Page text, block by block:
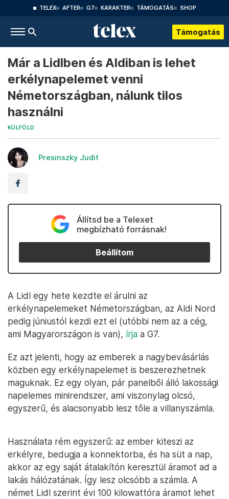
TELEX AFTER G7 KARAKTER TÁMOGATÁS SHOP
Támogatás
Már a Lidlben és Aldiban is lehet
erkélynapelemet venni
Németországban, nálunk tilos
használni
KÜLFÖLD
Presinszky Judit
Állítsd be a Telexet
megbízható forrásnak!
Beállítom
A Lidl egy hete kezdte el árulni az
erkélynapelemeket Németországban, az Aldi Nord
pedig júniustól kezdi ezt el (utóbbi nem az a cég,
ami Magyarországon is van), írja a G7.
Ez azt jelenti, hogy az emberek a nagybevásárlás
közben egy erkélynapelemet is beszerezhetnek
maguknak. Ez egy olyan, pár panelből álló lakossági
napelemes minirendszer, ami viszonylag olcsó,
egyszerű, és alacsonyabb lesz tőle a villanyszámla.
Használata rém egyszerű: az ember kiteszi az
erkélyre, bedugja a konnektorba, és ha süt a nap,
akkor az egy saját átalakítón keresztül áramot ad a
lakás hálózatának. Így lesz olcsóbb a számla. A
német Lidl szerint évi 100 kilowattóra áramot lehet